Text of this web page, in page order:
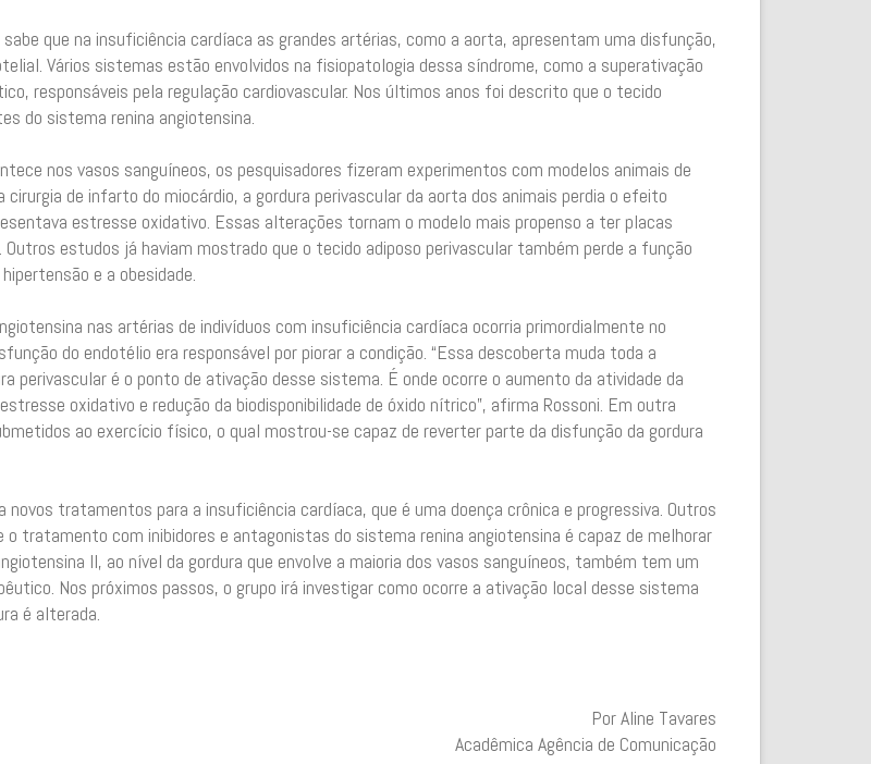
sabe que na insuficiência cardíaca as grandes artérias, como a aorta, apresentam uma disfunção,
Vários sistemas estão envolvidos na fisiopatologia dessa síndrome, como a superativação
responsáveis pela regulação cardiovascular. Nos últimos anos foi descrito que o tecido
do sistema renina angiotensina.
nos vasos sanguíneos, os pesquisadores fizeram experimentos com modelos animais de
de infarto do miocárdio, a gordura perivascular da aorta dos animais perdia o efeito
estresse oxidativo. Essas alterações tornam o modelo mais propenso a ter placas
estudos já haviam mostrado que o tecido adiposo perivascular também perde a função
e a obesidade.
nas artérias de indivíduos com insuficiência cardíaca ocorria primordialmente no
do endotélio era responsável por piorar a condição. “Essa descoberta muda toda a
perivascular é o ponto de ativação desse sistema. É onde ocorre o aumento da atividade da
oxidativo e redução da biodisponibilidade de óxido nítrico”, afirma Rossoni. Em outra
ao exercício físico, o qual mostrou-se capaz de reverter parte da disfunção da gordura
tratamentos para a insuficiência cardíaca, que é uma doença crônica e progressiva. Outros
tratamento com inibidores e antagonistas do sistema renina angiotensina é capaz de melhorar
II, ao nível da gordura que envolve a maioria dos vasos sanguíneos, também tem um
Nos próximos passos, o grupo irá investigar como ocorre a ativação local desse sistema
é alterada.
Por Aline Tavares
Acadêmica Agência de Comunicação